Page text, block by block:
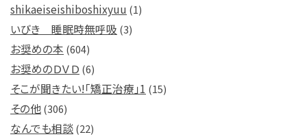
shikaeiseishiboshixyuu (1)
いびき 睡眠時無呼吸 (3)
お奨めの本 (604)
お奨めのＤＶＤ (6)
そこが聞きたい!「矯正治療」1 (15)
その他(306)
なんでも相談(22)